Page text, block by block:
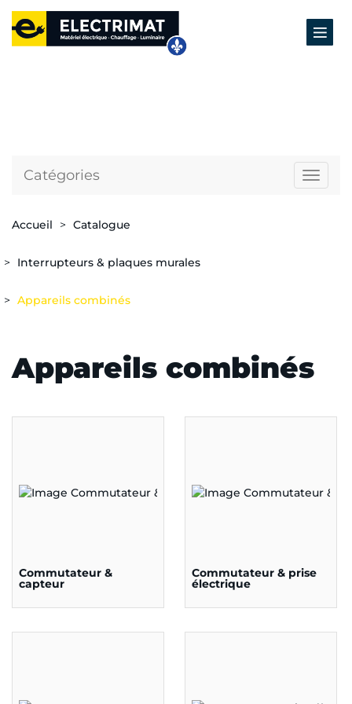
Catégories
Accueil Catalogue
Interrupteurs & plaques murales
Appareils combinés
Appareils combinés
Commutateur &
capteur
Commutateur & prise
électrique